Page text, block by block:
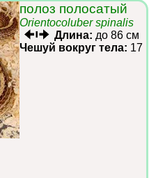
полоз полосатый
Orientocoluber spinalis
Длина: до 86 см
Чешуй вокруг тела: 17